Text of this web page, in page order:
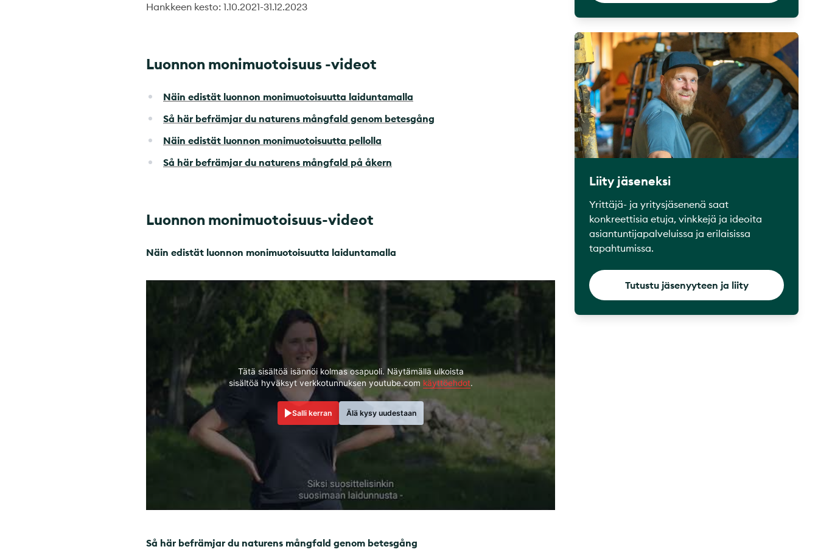
Hankkeen kesto: 1.10.2021-31.12.2023
Luonnon monimuotoisuus -videot
Näin edistät luonnon monimuotoisuutta laiduntamalla
Så här befrämjar du naturens mångfald genom betesgång
Näin edistät luonnon monimuotoisuutta pellolla
Så här befrämjar du naturens mångfald på åkern
Luonnon monimuotoisuus-videot
Näin edistät luonnon monimuotoisuutta laiduntamalla
Tätä sisältöä isännöi kolmas osapuoli. Näytämällä ulkoista
sisältöä hyväksyt verkkotunnuksen youtube.com käyttöehdot.
Salli kerran Älä kysy uudestaan
Så här befrämjar du naturens mångfald genom betesgång
Liity jäseneksi
Yrittäjä- ja yritysjäsenenä saat
konkreettisia etuja, vinkkejä ja ideoita
asiantuntijapalveluissa ja erilaisissa
tapahtumissa.
Tutustu jäsenyyteen ja liity